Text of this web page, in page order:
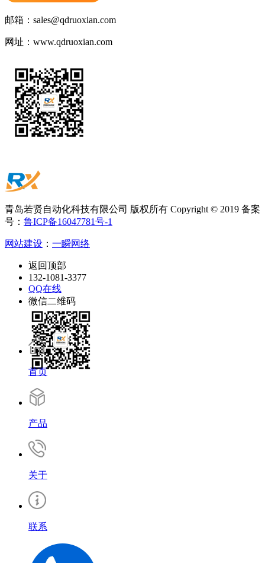
邮箱： sales@qdruoxian.com
网址： www.qdruoxian.com
青岛若贤自动化科技有限公司 版权所有 Copyright © 2019 备案
号： 鲁ICP备16047781号-1
网站建设 ： 一瞬网络
返回顶部
132-1081-3377
QQ在线
微信二维码
首页
产品
关于
联系